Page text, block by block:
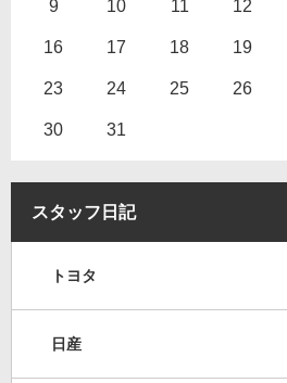
9 10 11 12
16 17 18 19
23 24 25 26
30 31
スタッフ日記
トヨタ
日産